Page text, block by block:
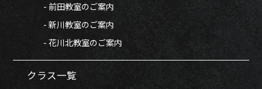
- 前田教室のご案内
- 新川教室のご案内
- 花川北教室のご案内
クラス一覧